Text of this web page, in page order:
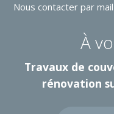
Nous contacter par mail
À
Travaux de
rénovation